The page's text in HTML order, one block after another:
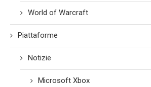
World of Warcraft
Piattaforme
Notizie
Microsoft Xbox